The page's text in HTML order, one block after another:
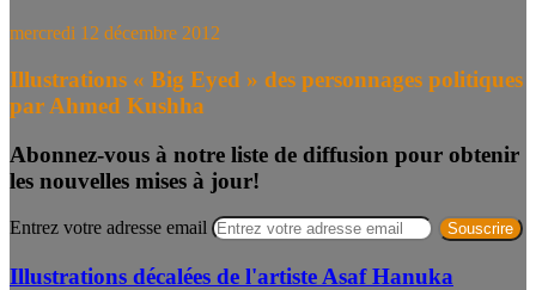
mercredi 12 décembre 2012
Illustrations « Big Eyed » des personnages politiques
par Ahmed Kushha
Abonnez-vous à notre liste de diffusion pour obtenir
les nouvelles mises à jour!
Entrez votre adresse email
Illustrations décalées de l'artiste Asaf Hanuka